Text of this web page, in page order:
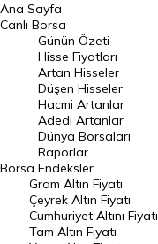
BIST 100 Hisseleri
En Çok Artan Hisseler
En Çok Düşen Hisseler
Hacmi Artanlar
Geçmiş Kapanışlar
Dünya Borsaları
Raporlar
Endeksler
Ana Sayfa
Canlı Borsa
Borsa
Günün Özeti
Hisse Fiyatları
Artan Hisseler
Düşen Hisseler
Hacmi Artanlar
Adedi Artanlar
Dünya Borsaları
Raporlar
Endeksler
Gram Altın Fiyatı
Çeyrek Altın Fiyatı
Cumhuriyet Altını Fiyatı
Tam Altın Fiyatı